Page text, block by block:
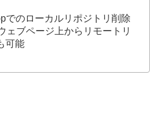
でのローカルリポジトリ削除
ェブページ上からリモートリ
可能